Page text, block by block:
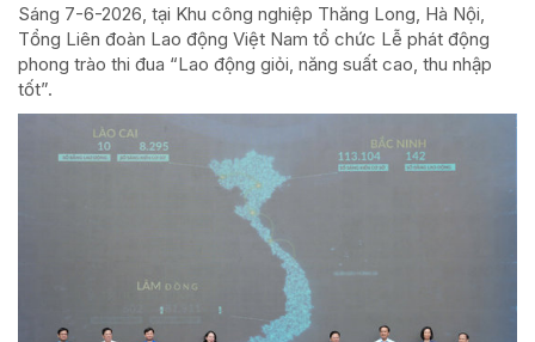
Sáng 7-6-2026, tại Khu công nghiệp Thăng Long, Hà Nội,
Tổng Liên đoàn Lao động Việt Nam tổ chức Lễ phát động
phong trào thi đua “Lao động giỏi, năng suất cao, thu nhập
tốt”.